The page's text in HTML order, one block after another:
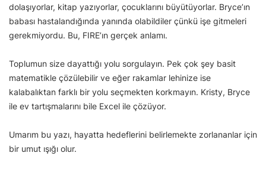
dolaşıyorlar, kitap yazıyorlar, çocuklarını büyütüyorlar. Bryce’ın
babası hastalandığında yanında olabildiler çünkü işe gitmeleri
gerekmiyordu. Bu, FIRE’ın gerçek anlamı.
Toplumun size dayattığı yolu sorgulayın. Pek çok şey basit
matematikle çözülebilir ve eğer rakamlar lehinize ise
kalabalıktan farklı bir yolu seçmekten korkmayın. Kristy, Bryce
ile ev tartışmalarını bile Excel ile çözüyor.
Umarım bu yazı, hayatta hedeflerini belirlemekte zorlananlar için
bir umut ışığı olur.